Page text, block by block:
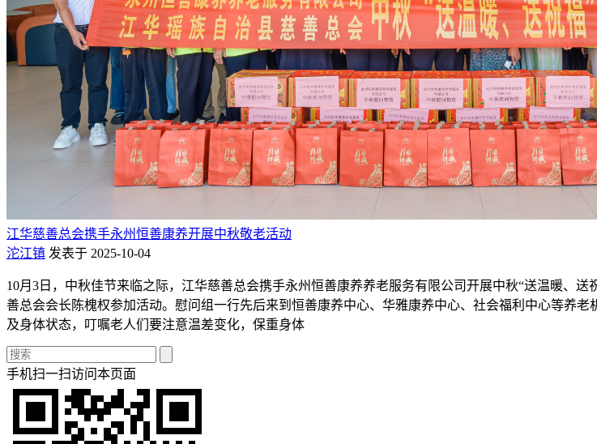
江华慈善总会携手永州恒善康养开展中秋敬老活动
沱江镇 发表于 2025-10-04
10月3日，中秋佳节来临之际，江华慈善总会携手永州恒善康养养老服务有限公司开展中秋“送温暖、
善总会会长陈槐权参加活动。慰问组一行先后来到恒善康养中心、华雅康养中心、社会福利中心等养
及身体状态，叮嘱老人们要注意温差变化，保重身体
手机扫一扫访问本页面